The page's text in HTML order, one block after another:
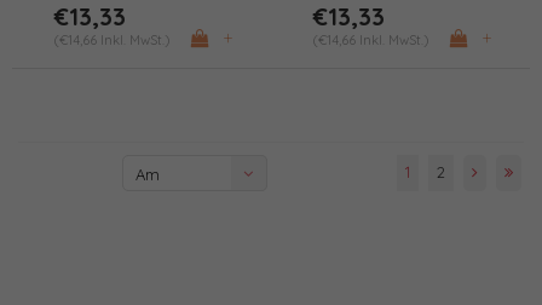
€13,33
(€14,66 Inkl. MwSt.) +
€13,33
(€14,66 Inkl. MwSt.) +
Am
1 2